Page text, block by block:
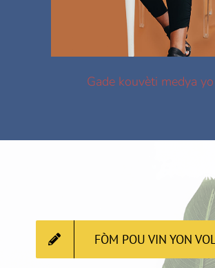
Gade kouvèti medya yo
FÒM POU VIN YON